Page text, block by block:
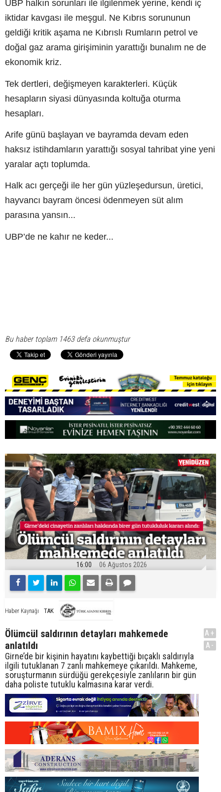
UBP halkın sorunları ile ilgilenmek yerine, kendi iç
iktidar kavgası ile meşgul. Ne Kıbrıs sorununun
geldiği kritik aşama ne Kıbrıslı Rumların petrol ve
doğal gaz arama girişiminin yarattığı bunalım ne de
ekonomik kriz.
Tek dertleri, değişmeyen karakterleri. Küçük
hesapların siyasi dünyasında koltuğa oturma
hesapları.
Arife günü başlayan ve bayramda devam eden
haksız istihdamların yarattığı sosyal tahribat yine yeni
yaralar açtı toplumda.
Halk acı gerçeği ile her gün yüzleşedursun, üretici,
hayvancı bayram öncesi ödenmeyen süt alım
parasına yansın...
UBP’de ne kahır ne keder...
Bu haber toplam 1463 defa okunmuştur
16:00 06 Ağustos 2026
Haber Kaynağı TAK
Ölümcül saldırının detayları mahkemede
anlatıldı
Girne’de bir kişinin hayatını kaybettiği bıçaklı saldırıyla
ilgili tutuklanan 7 zanlı mahkemeye çıkarıldı. Mahkeme,
soruşturmanın sürdüğü gerekçesiyle zanlıların bir gün
daha poliste tutuklu kalmasına karar verdi.
A+
A-